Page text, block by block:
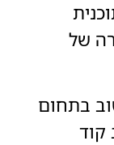
של
בתחום
קוד